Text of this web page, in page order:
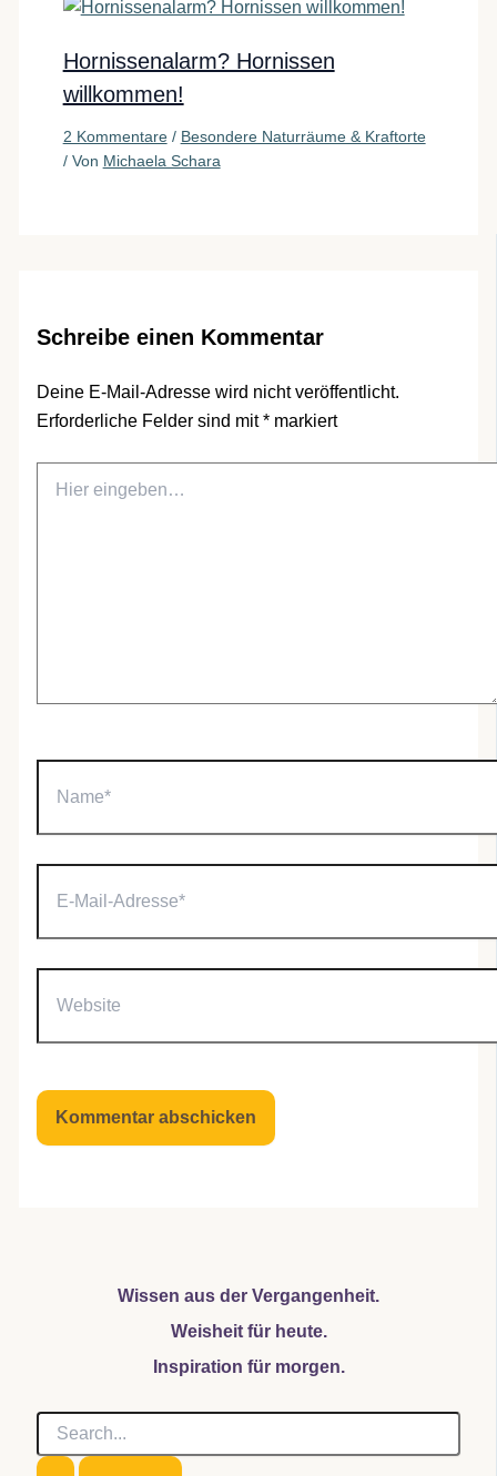
Hornissenalarm? Hornissen
willkommen!
2 Kommentare / Besondere Naturräume & Kraftorte
/ Von Michaela Schara
Schreibe einen Kommentar
Deine E-Mail-Adresse wird nicht veröffentlicht.
Erforderliche Felder sind mit*markiert
eingeben…
Mail-
Wissen aus der Vergangenheit.
Weisheit für heute.
Inspiration für morgen.
S
c